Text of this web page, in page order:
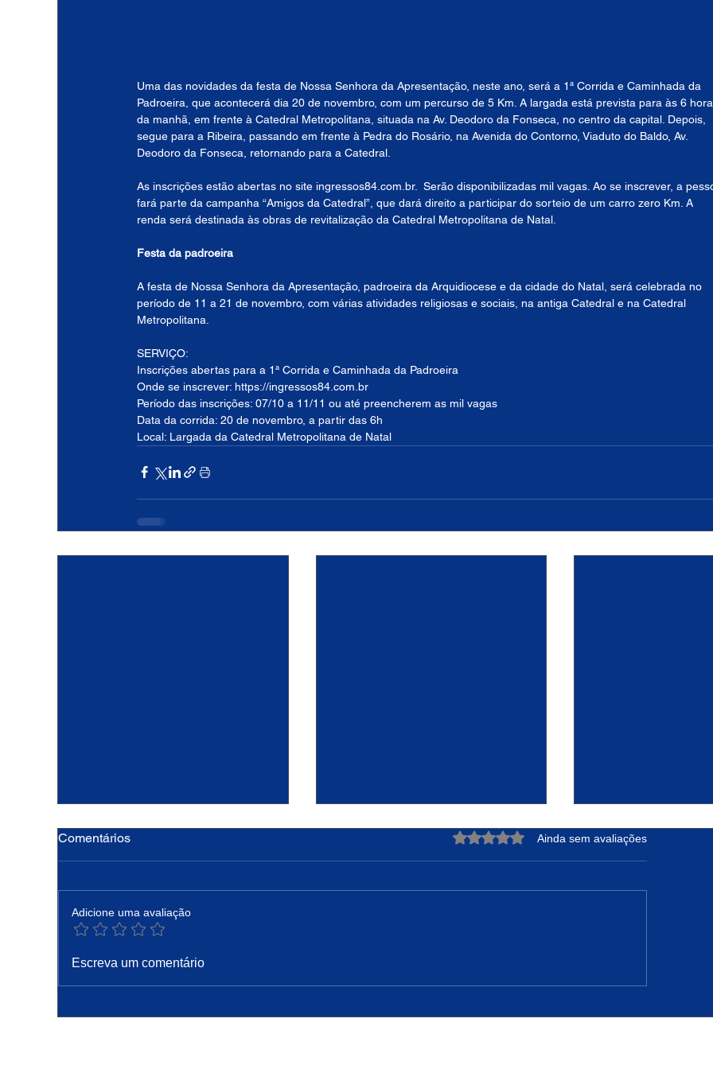
Uma das novidades da festa de Nossa Senhora da Apresentação, neste ano, será a 1ª Corrida e Caminhada da
Padroeira, que acontecerá dia 20 de novembro, com um percurso de 5 Km. A largada está prevista para às 6
da manhã, em frente à Catedral Metropolitana, situada na Av. Deodoro da Fonseca, no centro da capital. Depois,
segue para a Ribeira, passando em frente à Pedra do Rosário, na Avenida do Contorno, Viaduto do Baldo, Av.
Deodoro da Fonseca, retornando para a Catedral.
As inscrições estão abertas no site ingressos84.com.br.  Serão disponibilizadas mil vagas. Ao se inscrever, a
fará parte da campanha “Amigos da Catedral”, que dará direito a participar do sorteio de um carro zero Km. A
renda será destinada às obras de revitalização da Catedral Metropolitana de Natal.
Festa da padroeira
A festa de Nossa Senhora da Apresentação, padroeira da Arquidiocese e da cidade do Natal, será celebrada no
período de 11 a 21 de novembro, com várias atividades religiosas e sociais, na antiga Catedral e na Catedral
Metropolitana.
SERVIÇO:
Inscrições abertas para a 1ª Corrida e Caminhada da Padroeira
Onde se inscrever: https://ingressos84.com.br
Período das inscrições: 07/10 a 11/11 ou até preencherem as mil vagas
Data da corrida: 20 de novembro, a partir das 6h
Local: Largada da Catedral Metropolitana de Natal
Hoje a Igreja celebra são
Comentários Avaliado com 0 de 5 estrelas.
Ainda sem avaliações
Adicione uma avaliação
Escreva um comentário